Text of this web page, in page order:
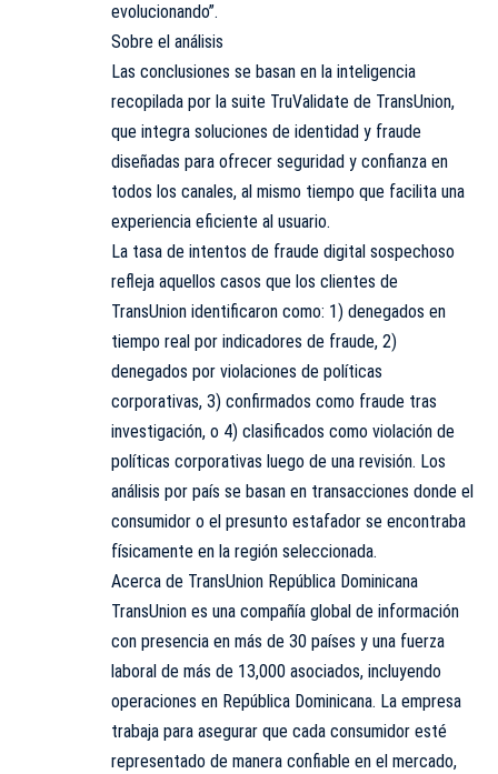
evolucionando”.
Sobre el análisis
Las conclusiones se basan en la inteligencia
recopilada por la suite TruValidate de TransUnion,
que integra soluciones de identidad y fraude
diseñadas para ofrecer seguridad y confianza en
todos los canales, al mismo tiempo que facilita una
experiencia eficiente al usuario.
La tasa de intentos de fraude digital sospechoso
refleja aquellos casos que los clientes de
TransUnion identificaron como: 1) denegados en
tiempo real por indicadores de fraude, 2)
denegados por violaciones de políticas
corporativas, 3) confirmados como fraude tras
investigación, o 4) clasificados como violación de
políticas corporativas luego de una revisión. Los
análisis por país se basan en transacciones donde el
consumidor o el presunto estafador se encontraba
físicamente en la región seleccionada.
Acerca de TransUnion República Dominicana
TransUnion es una compañía global de información
con presencia en más de 30 países y una fuerza
laboral de más de 13,000 asociados, incluyendo
operaciones en República Dominicana. La empresa
trabaja para asegurar que cada consumidor esté
representado de manera confiable en el mercado,